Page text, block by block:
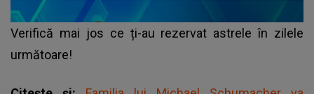
Verifică mai jos ce ți-au rezervat astrele în zilele
următoare!